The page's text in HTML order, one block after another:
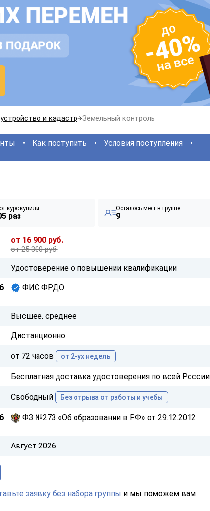
и кадастр Земельный контроль
Как поступить
Условия поступления
курс купили
раз
Осталось мест в группе
9
от 16 900 руб.
от 25 300 руб.
Удостоверение о повышении квалификации
ФИС ФРДО
Высшее, среднее
Дистанционно
от 72 часов от 2-ух недель
Бесплатная доставка удостоверения по всей России
Свободный Без отрыва от работы и учебы
ФЗ №273 «Об образовании в РФ» от 29.12.2012
Август 2026
заявку без набора группы и мы поможем вам